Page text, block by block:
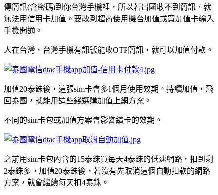
傳簡訊(含密碼)到你台灣手機裡，所以若出國收不到簡訊，就
無法用信用卡加值。要改到超商使用機台加值或買加值卡輸入
手機開通。
人在台灣，台灣手機有訊號能收OTP簡訊，就可以加值付款。
加值20泰銖後，這張sim卡會多1個月使用效期。持續加值，飛
回泰國，就能用這些錢選購加值上網方案。
不同的sim卡包或加值方案會影響續卡的效期。
之前用sim卡包內含的15泰銖買每天4泰銖的低速網路，扣到剩
2泰銖多，加值20泰銖後，若沒有先取消這個自動扣款的網路
方案，就會繼續每天扣4泰銖。